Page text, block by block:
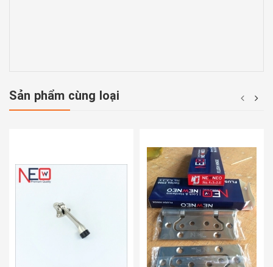
Sản phẩm cùng loại